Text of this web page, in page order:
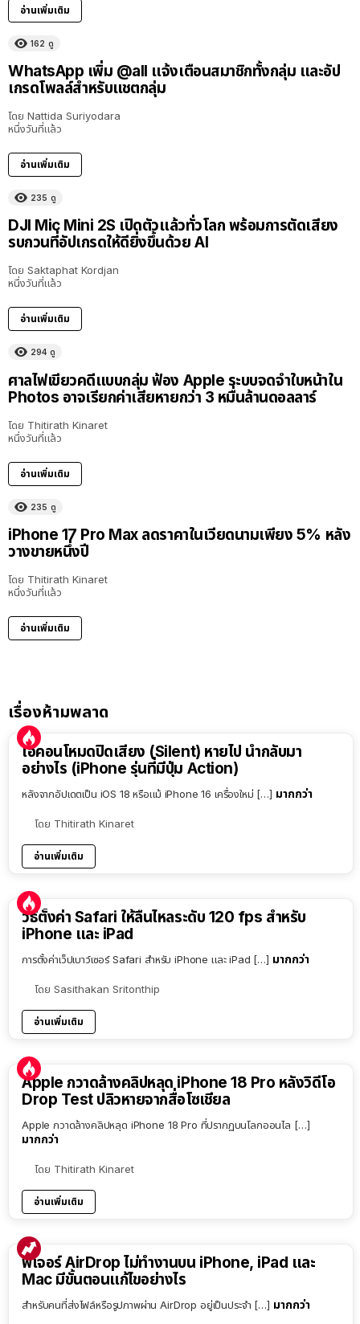
อ่านเพิ่มเติม
162 ดู
WhatsApp เพิ่ม @all แจ้งเตือนสมาชิกทั้งกลุ่ม และอัป
เกรดโพลล์สำหรับแชตกลุ่ม
โดย Nattida Suriyodara
หนึ่งวันที่แล้ว
อ่านเพิ่มเติม
235 ดู
DJI Mic Mini 2S เปิดตัวแล้วทั่วโลก พร้อมการตัดเสียง
รบกวนที่อัปเกรดให้ดียิ่งขึ้นด้วย AI
โดย Saktaphat Kordjan
หนึ่งวันที่แล้ว
อ่านเพิ่มเติม
294 ดู
ศาลไฟเขียวคดีแบบกลุ่ม ฟ้อง Apple ระบบจดจำใบหน้าใน
Photos อาจเรียกค่าเสียหายกว่า 3 หมื่นล้านดอลลาร์
โดย Thitirath Kinaret
หนึ่งวันที่แล้ว
อ่านเพิ่มเติม
235 ดู
iPhone 17 Pro Max ลดราคาในเวียดนามเพียง 5% หลัง
วางขายหนึ่งปี
โดย Thitirath Kinaret
หนึ่งวันที่แล้ว
อ่านเพิ่มเติม
เรื่องห้ามพลาด
ไอคอนโหมดปิดเสียง (Silent) หายไป นำกลับมา
อย่างไร (iPhone รุ่นที่มีปุ่ม Action)
หลังจากอัปเดตเป็น iOS 18 หรือแม้ iPhone 16 เครื่องใหม่ […] มากกว่า
โดย Thitirath Kinaret
อ่านเพิ่มเติม
วิธีตั้งค่า Safari ให้ลื่นไหลระดับ 120 fps สำหรับ
iPhone และ iPad
การตั้งค่าเว็ปเบาว์เซอร์ Safari สำหรับ iPhone และ iPad […] มากกว่า
โดย Sasithakan Sritonthip
อ่านเพิ่มเติม
Apple กวาดล้างคลิปหลุด iPhone 18 Pro หลังวิดีโอ
Drop Test ปลิวหายจากสื่อโซเชียล
Apple กวาดล้างคลิปหลุด iPhone 18 Pro ที่ปรากฏบนโลกออนไล […]
มากกว่า
โดย Thitirath Kinaret
อ่านเพิ่มเติม
ฟีเจอร์ AirDrop ไม่ทำงานบน iPhone, iPad และ
Mac มีขั้นตอนแก้ไขอย่างไร
สำหรับคนที่ส่งไฟล์หรือรูปภาพผ่าน AirDrop อยู่เป็นประจำ […] มากกว่า